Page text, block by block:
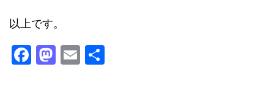
以上です。
F
M E